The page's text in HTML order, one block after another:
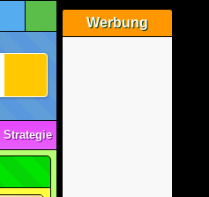
Werbung
Strategie